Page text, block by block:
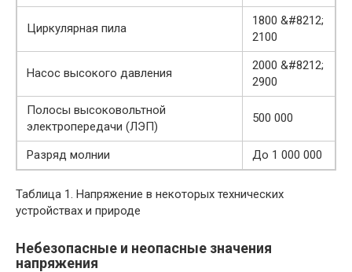
Циркулярная пила
1800 &#8212;
2100
Насос высокого давления
2000 &#8212;
2900
Полосы высоковольтной
электропередачи (ЛЭП)
500 000
Разряд молнии До 1 000 000
Таблица 1. Напряжение в некоторых технических
устройствах и природе
Небезопасные и неопасные значения
напряжения